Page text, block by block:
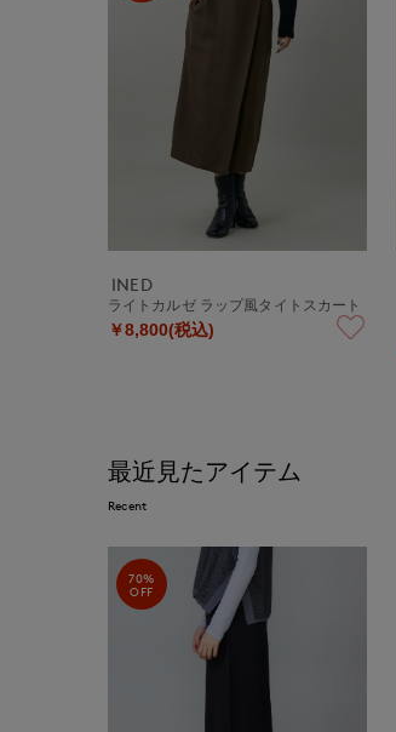
INED
ライトカルゼ ラップ風タイトスカート
￥8,800(税込)
最近見たアイテム
Recent
70%
OFF